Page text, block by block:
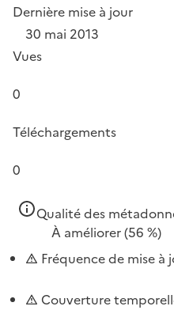
Dernière mise à jour
30 mai 2013
Vues
0
Téléchargements
0
Qualité des
À améliorer(56 %)
Fréquence de mise à
Couverture